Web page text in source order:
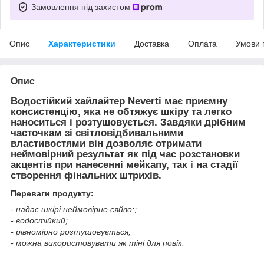
Замовлення під захистом
Опис Характеристики Доставка Оплата Умови
Опис
Водостійкий хайлайтер Neverti має приємну
консистенцію, яка не обтяжує шкіру та легко
наноситься і розтушовується. Завдяки дрібним
часточкам зі світловідбивальними
властивостями він дозволяє отримати
неймовірний результат як під час розстановки
акцентів при нанесенні мейкапу, так і на стадії
створення фінальних штрихів.
Переваги продукту:
- надає шкірі неймовірне сяйво;;
- водостійкий;
- рівномірно розтушовується;
- можна використовувати як тіні для повік.